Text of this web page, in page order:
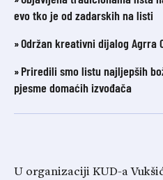
evo tko je od zadarskih na listi
Održan kreativni dijalog Agrra
Priredili smo listu najljepših
pjesme domaćih izvođača
U organizaciji KUD-a